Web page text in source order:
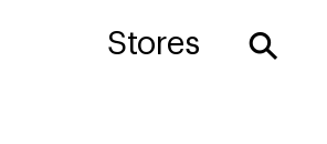
Stores ⚲